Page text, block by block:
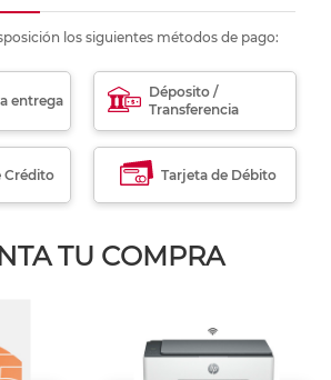
los siguientes métodos de pago:
entrega
Déposito /
Transferencia
Crédito Tarjeta de Débito
TU COMPRA